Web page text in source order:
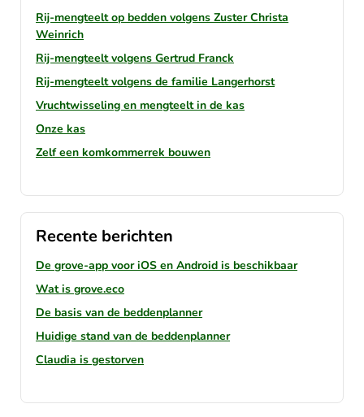
Rij-mengteelt op bedden volgens Zuster Christa
Weinrich
Rij-mengteelt volgens Gertrud Franck
Rij-mengteelt volgens de familie Langerhorst
Vruchtwisseling en mengteelt in de kas
Onze kas
Zelf een komkommerrek bouwen
Recente berichten
De grove-app voor iOS en Android is beschikbaar
Wat is grove.eco
De basis van de beddenplanner
Huidige stand van de beddenplanner
Claudia is gestorven